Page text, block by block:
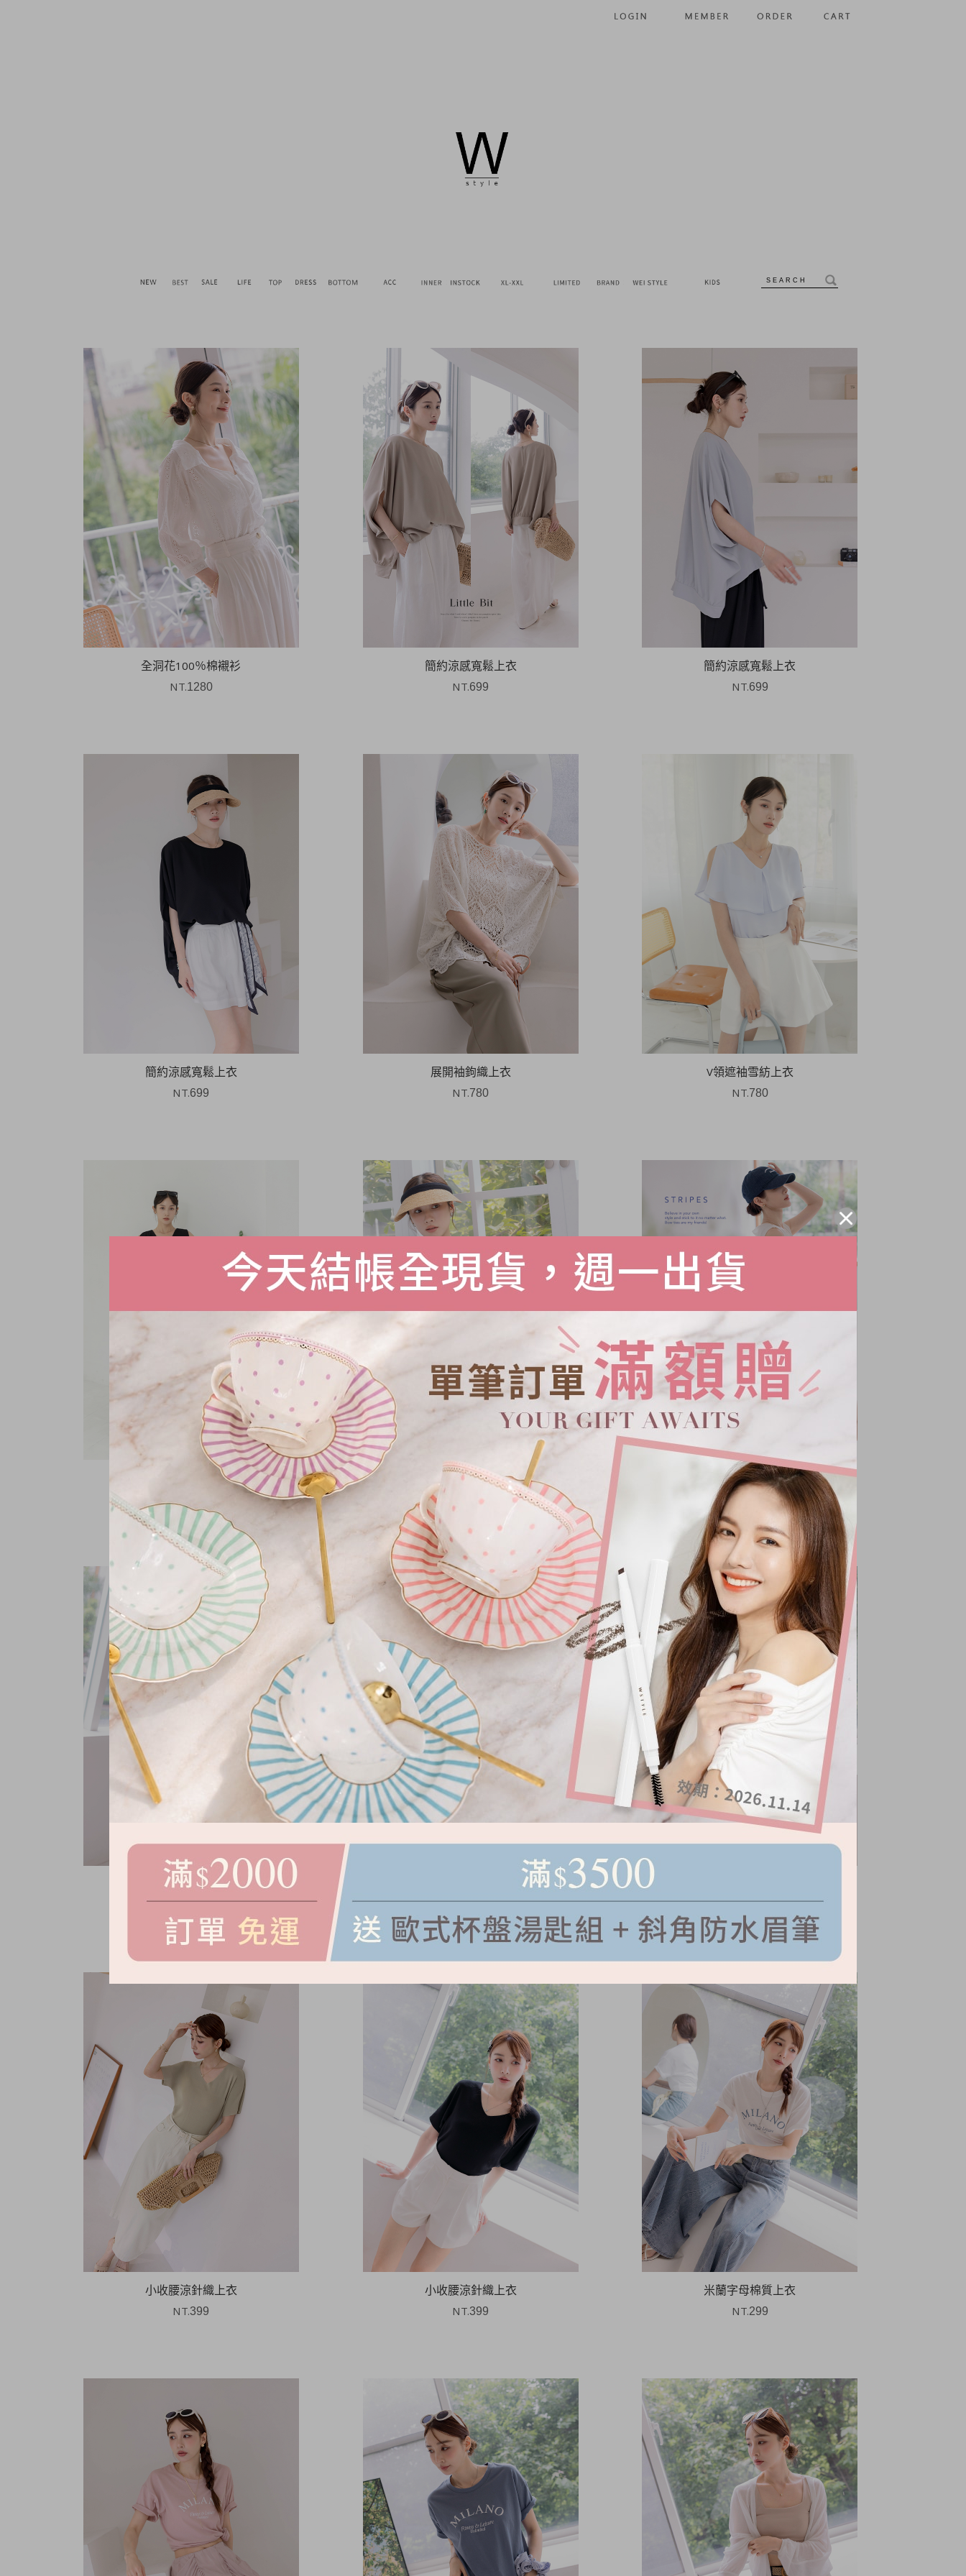
全洞花100％棉襯衫
NT.1280
簡約涼感寬鬆上衣
NT.699
簡約涼感寬鬆上衣
NT.699
簡約涼感寬鬆上衣
NT.699
展開袖鉤織上衣
NT.780
V領遮袖雪紡上衣
NT.780
V領遮袖雪紡上衣
NT.
緹花感蕾絲襯衫
780
海軍橫紋針織背心
NT.
海軍橫紋針織背心
NT.780
NT.399
NT.399
小收腰涼針織上衣
NT.399
小收腰涼針織上衣
NT.399
米蘭字母棉質上衣
NT.299